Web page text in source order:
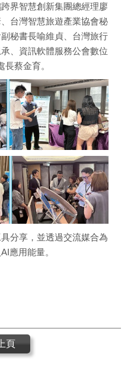
界智慧創新集團總經理廖
台灣智慧旅遊產業協會秘
秘書長喻維貞、台灣旅行
、資訊軟體服務公會數位
長蔡金育。
分享，並透過交流媒合為
應用能量。
頁